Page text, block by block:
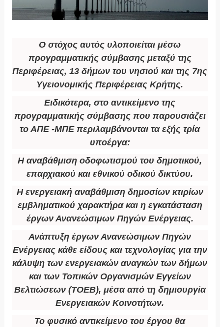
Ο στόχος αυτός υλοποιείται μέσω
προγραμματικής σύμβασης μεταξύ της
Περιφέρειας, 13 δήμων του νησιού και της 7ης
Υγειονομικής Περιφέρειας Κρήτης.
Ειδικότερα, στο αντικείμενο της
προγραμματικής σύμβασης που παρουσιάζει
το ΑΠΕ -ΜΠΕ περιλαμβάνονται τα εξής τρία
υποέργα:
Η αναβάθμιση οδοφωτισμού του δημοτικού,
επαρχιακού και εθνικού οδικού δικτύου.
Η ενεργειακή αναβάθμιση δημοσίων κτιρίων
εμβληματικού χαρακτήρα και η εγκατάσταση
έργων Ανανεώσιμων Πηγών Ενέργειας.
Ανάπτυξη έργων Ανανεώσιμων Πηγών
Ενέργειας κάθε είδους και τεχνολογίας για την
κάλυψη των ενεργειακών αναγκών των δήμων
και των Τοπικών Οργανισμών Εγγείων
Βελτιώσεων (ΤΟΕΒ), μέσα από τη δημιουργία
Ενεργειακών Κοινοτήτων.
Το φυσικό αντικείμενο του έργου θα